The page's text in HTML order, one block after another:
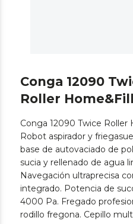
Conga 12090
Roller Home&Fill
Conga 12090 Twice Roller
Robot aspirador y
base de autovaciado de
sucia y rellenado de agua
Navegación ultraprecisa
integrado. Potencia de
4000 Pa. Fregado
rodillo fregona. Cepillo